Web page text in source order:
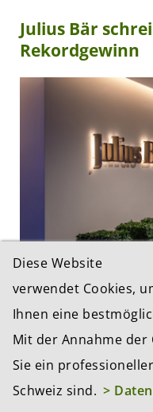
Julius Bär
Rekordgewinn
21.07.2026, 08:50 Uhr
Die Privatbank Julius
den Gewinn dank
dem Wegfall von
Diese Website
verwendet Cookies,
Ihnen eine
Mit der Annahme der
Sie ein
Schweiz sind. >